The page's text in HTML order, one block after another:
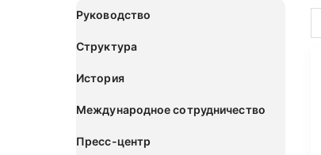
Руководство
Структура
История
Международное сотрудничество
Пресс-центр